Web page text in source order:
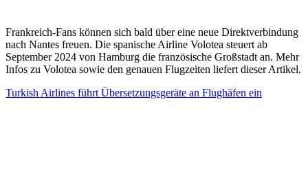
Frankreich-Fans können sich bald über eine neue Direktverbindung
nach Nantes freuen. Die spanische Airline Volotea steuert ab
September 2024 von Hamburg die französische Großstadt an. Mehr
Infos zu Volotea sowie den genauen Flugzeiten liefert dieser Artikel.
Turkish Airlines führt Übersetzungsgeräte an Flughäfen ein